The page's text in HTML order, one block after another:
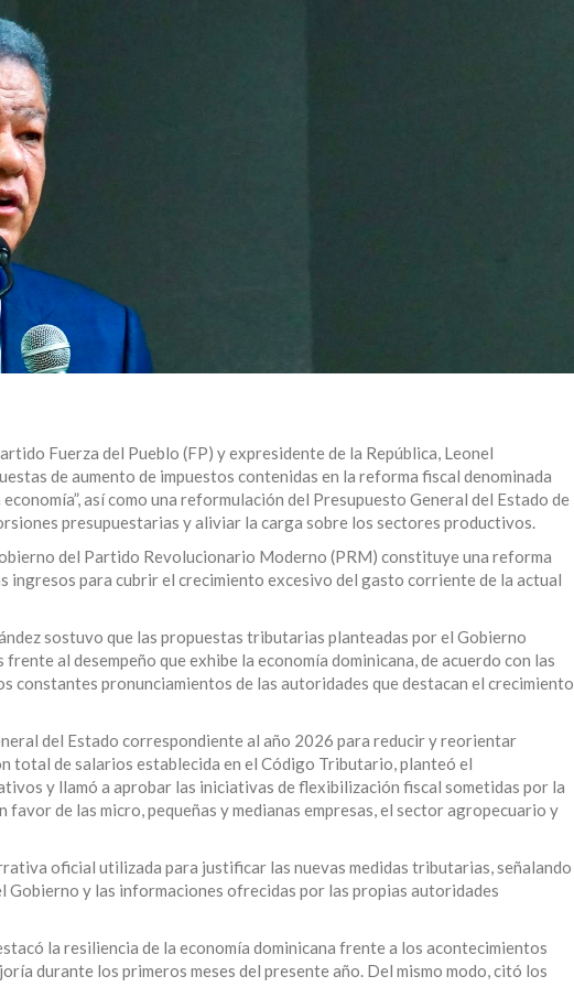
Fuerza del Pueblo (FP) y expresidente de la República, Leonel
de aumento de impuestos contenidas en la reforma fiscal denominada
así como una reformulación del Presupuesto General del Estado de
presupuestarias y aliviar la carga sobre los sectores productivos.
del Partido Revolucionario Moderno (PRM) constituye una reforma
para cubrir el crecimiento excesivo del gasto corriente de la actual
sostuvo que las propuestas tributarias planteadas por el Gobierno
al desempeño que exhibe la economía dominicana, de acuerdo con las
pronunciamientos de las autoridades que destacan el crecimiento
del Estado correspondiente al año 2026 para reducir y reorientar
total de salarios establecida en el Código Tributario, planteó el
y llamó a aprobar las iniciativas de flexibilización fiscal sometidas por la
de las micro, pequeñas y medianas empresas, el sector agropecuario y
oficial utilizada para justificar las nuevas medidas tributarias, señalando
y las informaciones ofrecidas por las propias autoridades
la resiliencia de la economía dominicana frente a los acontecimientos
durante los primeros meses del presente año. Del mismo modo, citó los